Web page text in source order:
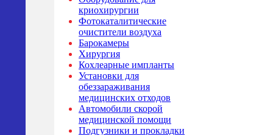
криохирургии
Фотокаталитические
очистители воздуха
Барокамеры
Хирургия
Кохлеарные импланты
Установки для
обеззараживания
медицинских отходов
Автомобили скорой
медицинской помощи
Подгузники и прокладки